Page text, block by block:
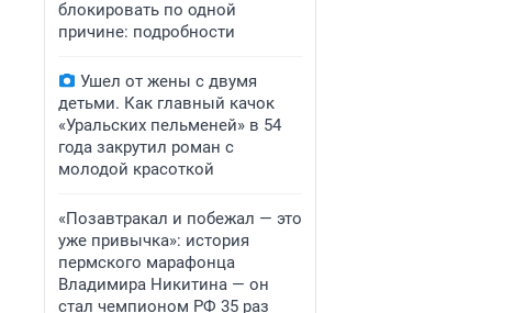
блокировать по одной
причине: подробности
Ушел от жены с двумя
детьми. Как главный качок
«Уральских пельменей» в 54
года закрутил роман с
молодой красоткой
«Позавтракал и побежал — это
уже привычка»: история
пермского марафонца
Владимира Никитина — он
стал чемпионом РФ 35 раз